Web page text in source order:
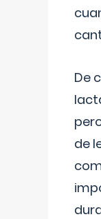
De
de